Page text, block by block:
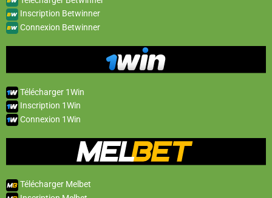
Inscription Betwinner
Connexion Betwinner
Télécharger 1Win
Inscription 1Win
Connexion 1Win
Télécharger Melbet